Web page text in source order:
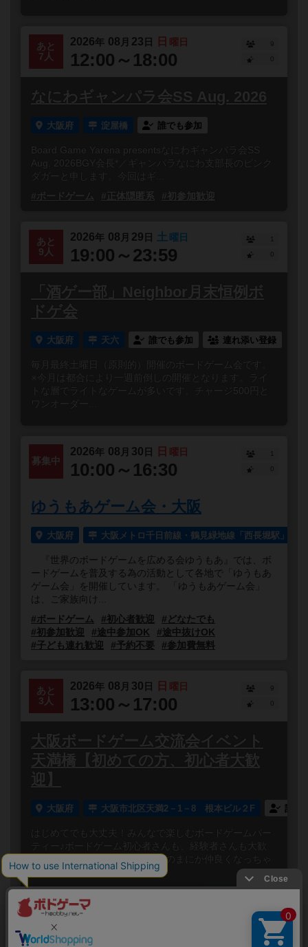
あと
7人
2026年 08 月 23 日 日 曜日
12:00～18:00
9
なにわギャンパラ会SS Aug. 2026
大阪府 淀屋橋 誰でも参加
Board Game Yarena presentsなにわギャンパラ会SS
Aug. 2026BGY会長*／ギャンパラなにわ支部長のピンク
ダガーと申します。今回はギ...
#ボードゲーム
#正体隠匿系 #初参加歓迎
あと
9人
2026年 08 月 29 日 土 曜日
19:00～23:59
1
「酒ゲー部」Neighbor月末恒例ボ
ドゲ会
大阪府 天六 誰でも参加 連れ添い登録
毎月最終土曜日（原則的）開催のボードゲーム会です。
※今月は都合により一週前倒しの開催となります。ライ
トな層でライトなゲームが多いです。チャージ500円と
募集中
2026年 08 月 30 日 日 曜日
10:00～16:30
1
ゆうもあゲーム会・大阪
大阪府 大阪メトロ千日前線・鶴見緑地線「西長堀駅」よ
『世界のボードゲームを広める会ゆうもあ』では、ボ
ードゲームを普及する為の活動として各地で「ゆうもあ
ゲーム会」を開催しています。 「ゆうもあゲーム会」
は、ご家族向け...
#ボードゲーム
#初心者歓迎
#どなたでも
#初参加歓迎
#途中参加OK
#途中抜けOK
#子ども連れ歓迎
#予約不要 #参加費無料
あと
3人
2026年 08 月 30 日 日 曜日
13:00～17:00
9
大阪ボードゲーム交流会イベント
天満橋【初めての方、初心者大歓
迎】
大阪府 大阪市北区天満2－1－8 根本ビル２F 誰で
はじめてでも大丈夫！みんなで楽しむボードゲームパー
ティー♪ボードゲーム初心者さんも、経験者さんも大歓
迎！笑って、しゃべって、いつのまにか仲良くなっちゃ
う✨みんなでワ...
閉じる
ボードゲームのプレイ履歴を記録し